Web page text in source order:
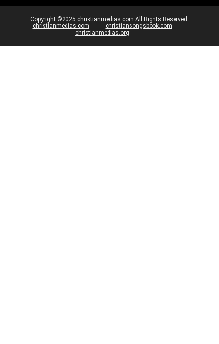
Copyright ©2025 christianmedias.com All Rights Reserved.
christianmedias.com
christiansongsbook.com
christianmedias.org